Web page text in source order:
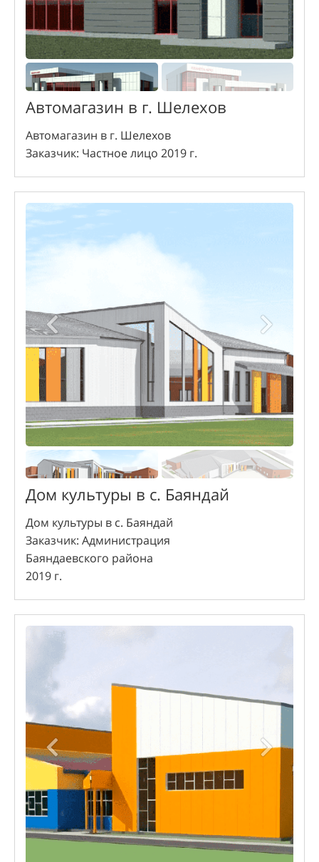
Автомагазин в г. Шелехов
Автомагазин в г. Шелехов
Заказчик: Частное лицо 2019 г.
Дом культуры в с. Баяндай
Дом культуры в с. Баяндай
Заказчик: Администрация
Баяндаевского района
2019 г.